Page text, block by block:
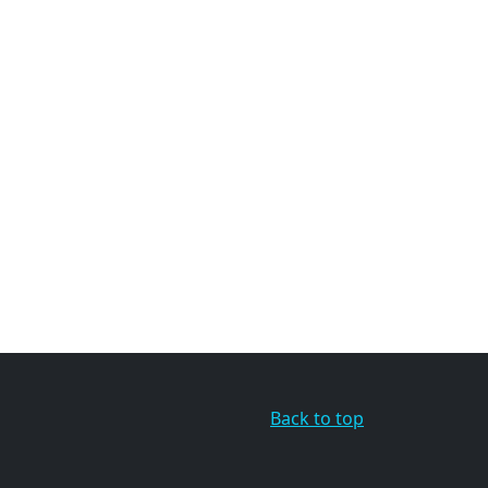
Back to top